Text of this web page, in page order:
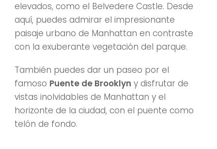
elevados, como el Belvedere Castle. Desde
aquí, puedes admirar el impresionante
paisaje urbano de Manhattan en contraste
con la exuberante vegetación del parque.
También puedes dar un paseo por el
famoso Puente de Brooklyn y disfrutar de
vistas inolvidables de Manhattan y el
horizonte de la ciudad, con el puente como
telón de fondo.